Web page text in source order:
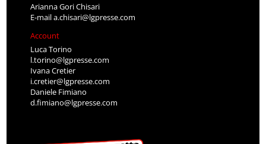
Arianna Gori Chisari
E-maila.chisari@lgpresse.com
Account
Luca Torino
l.torino@lgpresse.com
Ivana Cretier
i.cretier@lgpresse.com
Daniele Fimiano
d.fimiano@lgpresse.com